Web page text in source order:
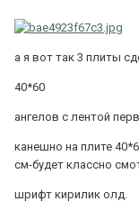
а я вот так 3 плиты
40*60
ангелов с лентой
канешно на плите
см-будет классно
шрифт кирилик олд.